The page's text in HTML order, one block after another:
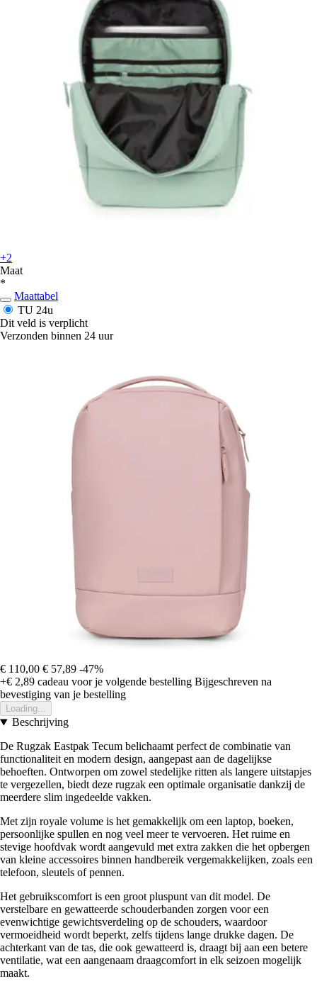
+2
Maat
*
Maattabel
TU 24u
Dit veld is verplicht
Verzonden binnen 24 uur
€ 110,00 € 57,89 -47%
+€ 2,89 cadeau voor je volgende bestelling Bijgeschreven na
bevestiging van je bestelling
Loading...
Beschrijving
De Rugzak Eastpak Tecum belichaamt perfect de combinatie van
functionaliteit en modern design, aangepast aan de dagelijkse
behoeften. Ontworpen om zowel stedelijke ritten als langere uitstapjes
te vergezellen, biedt deze rugzak een optimale organisatie dankzij de
meerdere slim ingedeelde vakken.
Met zijn royale volume is het gemakkelijk om een laptop, boeken,
persoonlijke spullen en nog veel meer te vervoeren. Het ruime en
stevige hoofdvak wordt aangevuld met extra zakken die het opbergen
van kleine accessoires binnen handbereik vergemakkelijken, zoals een
telefoon, sleutels of pennen.
Het gebruikscomfort is een groot pluspunt van dit model. De
verstelbare en gewatteerde schouderbanden zorgen voor een
evenwichtige gewichtsverdeling op de schouders, waardoor
vermoeidheid wordt beperkt, zelfs tijdens lange drukke dagen. De
achterkant van de tas, die ook gewatteerd is, draagt bij aan een betere
ventilatie, wat een aangenaam draagcomfort in elk seizoen mogelijk
maakt.